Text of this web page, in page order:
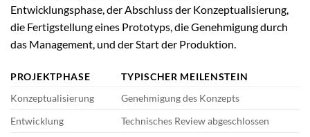
Entwicklungsphase, der Abschluss der Konzeptualisierung,
die Fertigstellung eines Prototyps, die Genehmigung durch
das Management, und der Start der Produktion.
PROJEKTPHASE
TYPISCHER MEILENSTEIN
Konzeptualisierung
Genehmigung des Konzepts
Entwicklung
Technisches Review abgeschlossen